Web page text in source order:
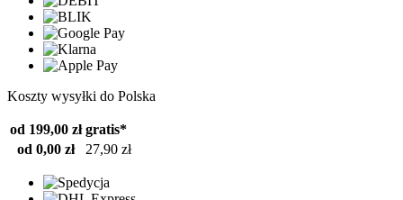
Koszty wysyłki do Polska
od 199,00 zł gratis*
od 0,00 zł
27,90 zł